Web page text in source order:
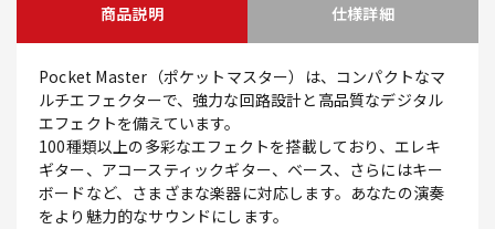
商品説明 仕様詳細
Pocket Master（ポケットマスター）は、コンパクトなマ
ルチエフェクターで、強力な回路設計と高品質なデジタル
エフェクトを備えています。
100種類以上の多彩なエフェクトを搭載しており、エレキ
ギター、アコースティックギター、ベース、さらにはキー
ボードなど、さまざまな楽器に対応します。あなたの演奏
をより魅力的なサウンドにします。